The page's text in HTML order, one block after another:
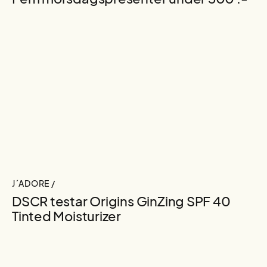
J´ADORE /
DSCR testar Origins GinZing SPF 40
Tinted Moisturizer